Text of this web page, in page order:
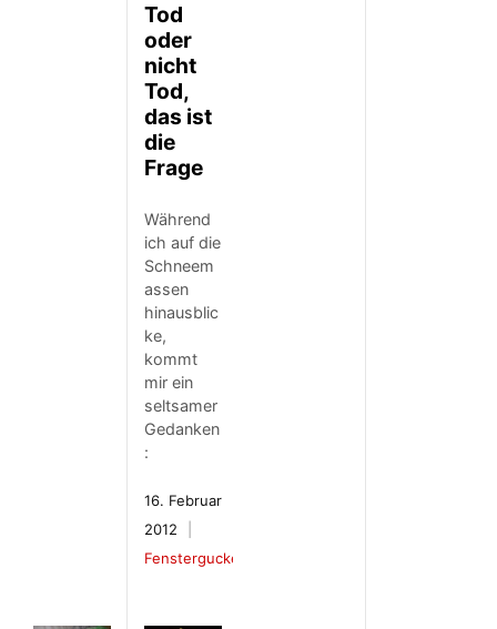
Tod
oder
nicht
Tod,
das ist
die
Frage
Während
ich auf die
Schneem
assen
hinausblic
ke,
kommt
mir ein
seltsamer
Gedanken
:
16. Februar
2012
Fenstergucker